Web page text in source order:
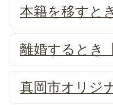
本籍を移すと
離婚するとき
真岡市オリジ